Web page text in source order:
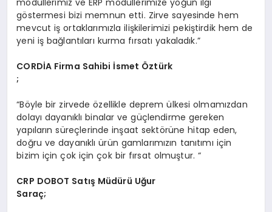
göstermesi bizi memnun etti. Zirve sayesinde hem
mevcut iş ortaklarımızla ilişkilerimizi pekiştirdik hem de
yeni iş bağlantıları kurma fırsatı yakaladık.”
CORDİA Firma Sahibi İsmet Öztürk
;
“Böyle bir zirvede özellikle deprem ülkesi olmamızdan
dolayı dayanıklı binalar ve güçlendirme gereken
yapıların süreçlerinde inşaat sektörüne hitap eden,
doğru ve dayanıklı ürün gamlarımızın tanıtımı için
bizim için çok için çok bir fırsat olmuştur. “
CRP DOBOT Satış Müdürü Uğur
Saraç;